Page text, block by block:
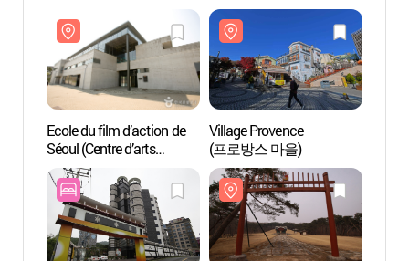
Ecole du film d’action de
Séoul (Centre d’arts
Martiaux) (서울액션스쿨 -
마샬아트센터)
Village Provence
(프로방스 마을)